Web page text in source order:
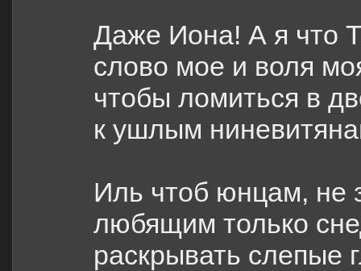
Даже Иона! А я что
слово мое и воля
чтобы ломиться в
к ушлым
Иль чтоб юнцам, не
любящим только
раскрывать слепые